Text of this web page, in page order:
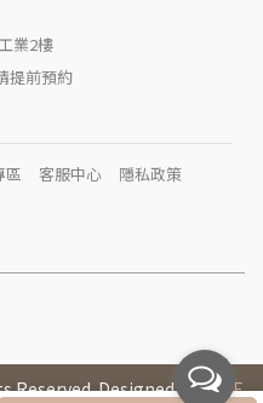
業2樓
提前預約
區 客服中心
隱私政策
Reserved. Designed byCYBE